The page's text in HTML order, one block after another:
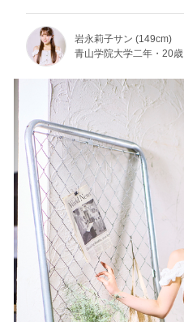
岩永莉子サン (149cm)
青山学院大学二年・20歳